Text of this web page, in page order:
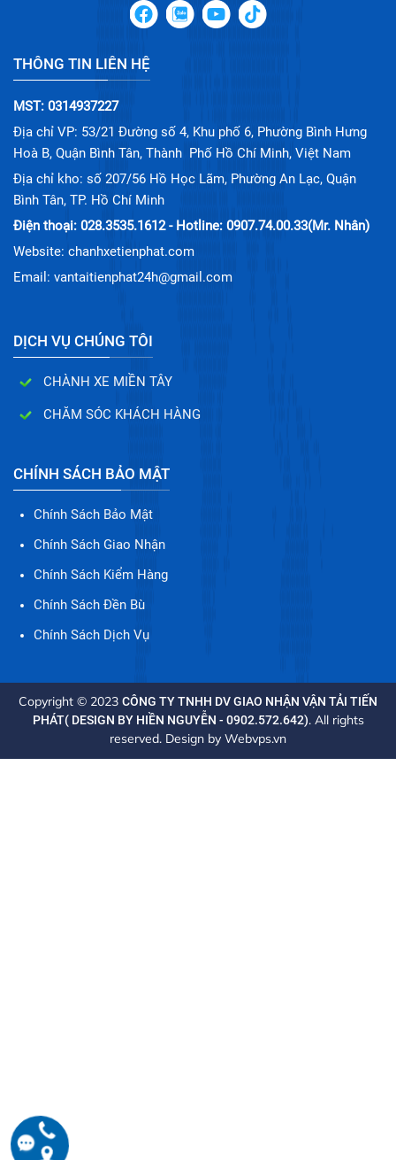
THÔNG TIN LIÊN HỆ
MST: 0314937227
Địa chỉ VP: 53/21 Đường số 4, Khu phố 6, Phường Bình Hưng
Hoà B, Quận Bình Tân, Thành Phố Hồ Chí Minh, Việt Nam
Địa chỉ kho: số 207/56 Hồ Học Lãm, Phường An Lạc, Quận
Bình Tân, TP. Hồ Chí Minh
Điện thoại: 028.3535.1612 - Hotline: 0907.74.00.33(Mr. Nhân)
Website: chanhxetienphat.com
Email: vantaitienphat24h@gmail.com
DỊCH VỤ CHÚNG TÔI
CHÀNH XE MIỀN TÂY
CHĂM SÓC KHÁCH HÀNG
CHÍNH SÁCH BẢO MẬT
Chính Sách Bảo Mật
Chính Sách Giao Nhận
Chính Sách Kiểm Hàng
Chính Sách Đền Bù
Chính Sách Dịch Vụ
Copyright © 2023 CÔNG TY TNHH DV GIAO NHẬN VẬN TẢI TIẾN
PHÁT( DESIGN BY HIỀN NGUYỄN - 0902.572.642). All rights
reserved. Design by Webvps.vn